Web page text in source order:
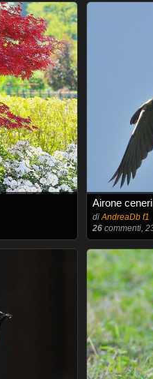
Airone
diAndreaDb f1
26 commenti,